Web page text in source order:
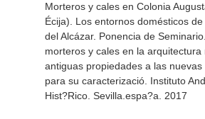
Morteros y cales en Colonia
Écija). Los entornos domésticos
del Alcázar. Ponencia de
morteros y cales en la arquitectura
antiguas propiedades a las
para su caracterizació. Instituto
Hist?Rico. Sevilla.espa?a. 2017